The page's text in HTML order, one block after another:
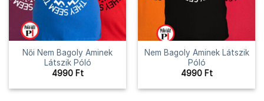
Női Nem Bagoly Aminek
Látszik Póló
4990 Ft
Nem Bagoly Aminek Látszik
Póló
4990 Ft